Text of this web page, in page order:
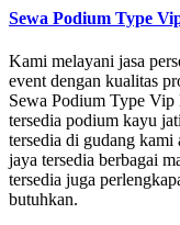
Sewa Podium Type
Kami melayani jasa
event dengan kualitas
Sewa Podium Type
tersedia podium kayu
tersedia di gudang
jaya tersedia berbagai
tersedia juga
butuhkan.